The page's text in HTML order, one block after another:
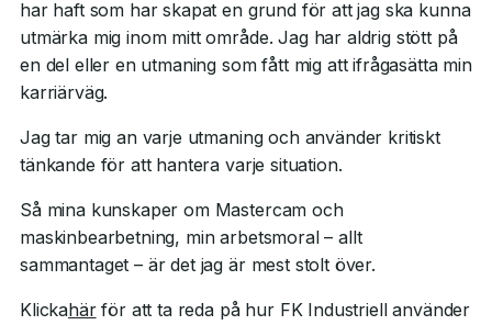
har haft som har skapat en grund för att jag ska kunna
utmärka mig inom mitt område. Jag har aldrig stött på
en del eller en utmaning som fått mig att ifrågasätta min
karriärväg.
Jag tar mig an varje utmaning och använder kritiskt
tänkande för att hantera varje situation.
Så mina kunskaper om Mastercam och
maskinbearbetning, min arbetsmoral – allt
sammantaget – är det jag är mest stolt över.
Klickahärför att ta reda på hur FK Industriell använder